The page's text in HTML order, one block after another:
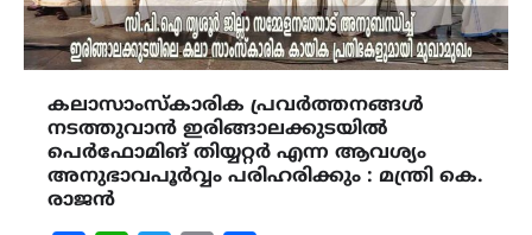
കലാസാംസ്കാരിക പ്രവർത്തനങ്ങൾ
നടത്തുവാൻ ഇരിങ്ങാലക്കുടയിൽ
പെർഫോമിങ് തിയ്യറ്റർ എന്ന ആവശ്യം
അനുഭാവപൂർവ്വം പരിഹരിക്കും : മന്ത്രി കെ.
രാജൻ